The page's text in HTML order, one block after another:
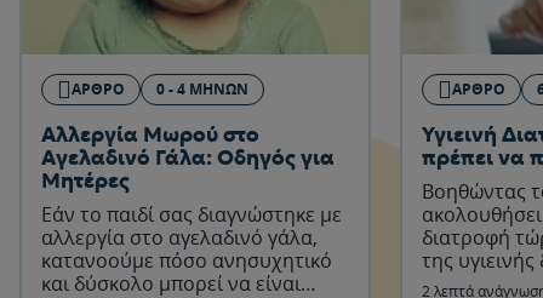
ΆΡΘΡΟ 0 - 4 ΜΗΝΏΝ
Αλλεργία Μωρού στο
Αγελαδινό Γάλα: Οδηγός για
Μητέρες
Εάν το παιδί σας διαγνώστηκε με
αλλεργία στο αγελαδινό γάλα,
κατανοούμε πόσο ανησυχητικό
και δύσκολο μπορεί να είναι
ΆΡΘΡΟ
Υγιεινή
πρέπει να
Βοηθώντας
ακολουθήσει
διατροφή
της
του τη ζωή.
2 λεπτά